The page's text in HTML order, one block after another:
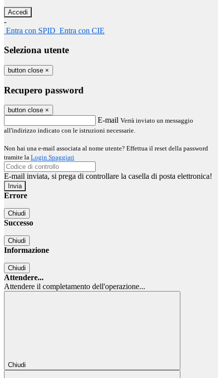
-
Entra con SPID Entra con CIE
Seleziona utente
button close ×
Recupero password
button close ×
E-mail Verrà inviato un messaggio
all'indirizzo indicato con le istruzioni necessarie.
Non hai una e-mail associata al nome utente? Effettua il reset della password
tramite la Login Spaggiari
E-mail inviata, si prega di controllare la casella di posta elettronica!
Errore
Chiudi
Successo
Chiudi
Informazione
Chiudi
Attendere...
Attendere il completamento dell'operazione...
Chiudi